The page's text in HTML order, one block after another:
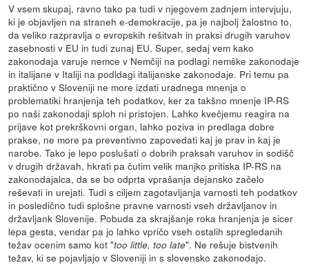
V vsem skupaj, ravno tako pa tudi v njegovem zadnjem intervjuju,
ki je objavljen na straneh e-demokracije, pa je najbolj žalostno to,
da veliko razpravlja o evropskih rešitvah in praksi drugih varuhov
zasebnosti v EU in tudi zunaj EU. Super, sedaj vem kako
zakonodaja varuje nemce v Nemčiji na podlagi nemške zakonodaje
in italijane v Italiji na podldagi italijanske zakonodaje. Pri temu pa
praktično v Sloveniji ne more izdati uradnega mnenja o
problematiki hranjenja teh podatkov, ker za takšno mnenje IP-RS
po naši zakonodaji sploh ni pristojen. Lahko kvečjemu reagira na
prijave kot prekrškovni organ, lahko poziva in predlaga dobre
prakse, ne more pa preventivno zapovedati kaj je prav in kaj je
narobe. Tako je lepo poslušati o dobrih praksah varuhov in sodišč
v drugih državah, hkrati pa čutim velik manjko pritiska IP-RS na
zakonodajalca, da se bo odprta vprašanja dejansko začelo
reševati in urejati. Tudi s ciljem zagotavljanja varnosti teh podatkov
in posledično tudi splošne pravne varnosti vseh državljanov in
državljank Slovenije. Pobuda za skrajšanje roka hranjenja je sicer
lepa gesta, vendar pa jo lahko vpričo vseh ostalih spregledanih
težav ocenim samo kot "too little, too late". Ne rešuje bistvenih
težav, ki se pojavljajo v Sloveniji in s slovensko zakonodajo.